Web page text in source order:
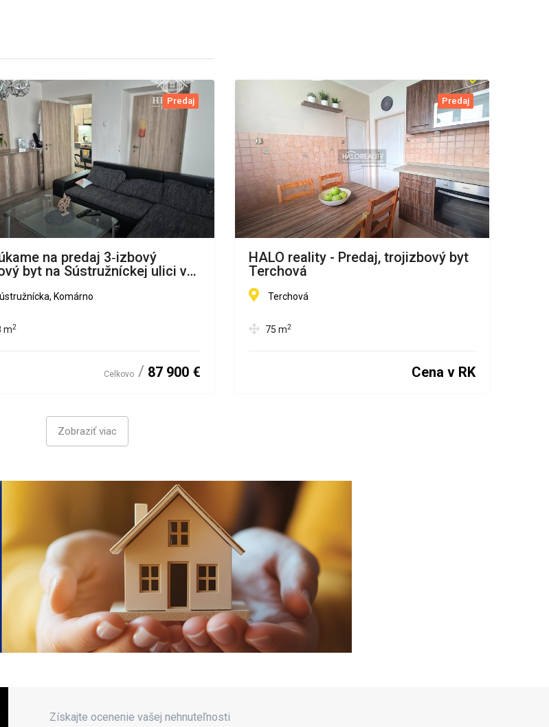
Predaj
na predaj 3‑izbový
byt na Sústružníckej ulici v
Komárno
m2
Celkovo 87 900 €
Predaj
HALO reality - Predaj, trojizbový byt
Terchová
Terchová
75 m2
Cena v RK
Zobraziť viac
Získajte ocenenie vašej nehnuteľnosti